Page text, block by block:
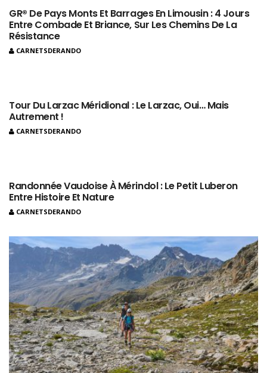
GR® De Pays Monts Et Barrages En Limousin : 4 Jours
Entre Combade Et Briance, Sur Les Chemins De La
Résistance
CARNETSDERANDO
Tour Du Larzac Méridional : Le Larzac, Oui… Mais
Autrement !
CARNETSDERANDO
Randonnée Vaudoise À Mérindol : Le Petit Luberon
Entre Histoire Et Nature
CARNETSDERANDO